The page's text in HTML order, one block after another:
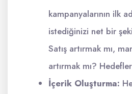
kampanyalarının ilk
istediğinizi net bir
Satış artırmak mı,
artırmak mı?
İçerik Oluşturma: